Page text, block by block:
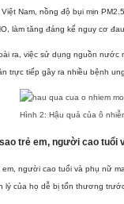
Việt Nam, nồng độ bụi mịn
làm tăng đáng kể nguy cơ
ra, việc sử dụng nguồn nước
trực tiếp gây ra nhiều bệnh
Hình 2: Hậu quả của ô
trẻ em, người cao tuổi
em, người cao tuổi và phụ nữ
lý của họ dễ bị tổn thương